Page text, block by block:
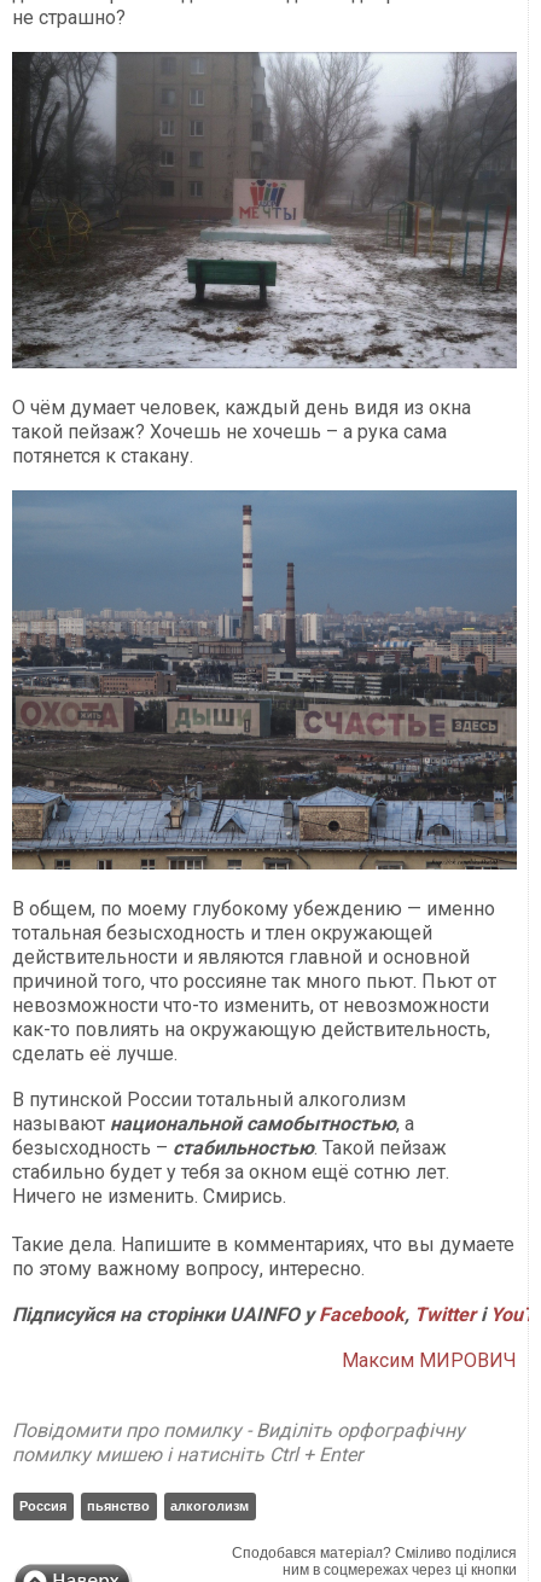
не страшно?
О чём думает человек, каждый день видя из окна
такой пейзаж? Хочешь не хочешь – а рука сама
потянется к стакану.
В общем, по моему глубокому убеждению — именно
тотальная безысходность и тлен окружающей
действительности и являются главной и основной
причиной того, что россияне так много пьют. Пьют от
невозможности что-то изменить, от невозможности
как-то повлиять на окружающую действительность,
сделать её лучше.
В путинской России тотальный алкоголизм
называют национальной самобытностью, а
безысходность – стабильностью. Такой пейзаж
стабильно будет у тебя за окном ещё сотню лет.
Ничего не изменить. Смирись.
Такие дела. Напишите в комментариях, что вы думаете
по этому важному вопросу, интересно.
Підписуйся на сторінки UAINFO уFacebook, Twitter і Y
Максим МИРОВИЧ
Повідомити про помилку - Виділіть орфографічну
помилку мишею і натисніть Ctrl + Enter
Россия пьянство алкоголизм
Сподобався матеріал? Сміливо поділися
ним в соцмережах через ці кнопки